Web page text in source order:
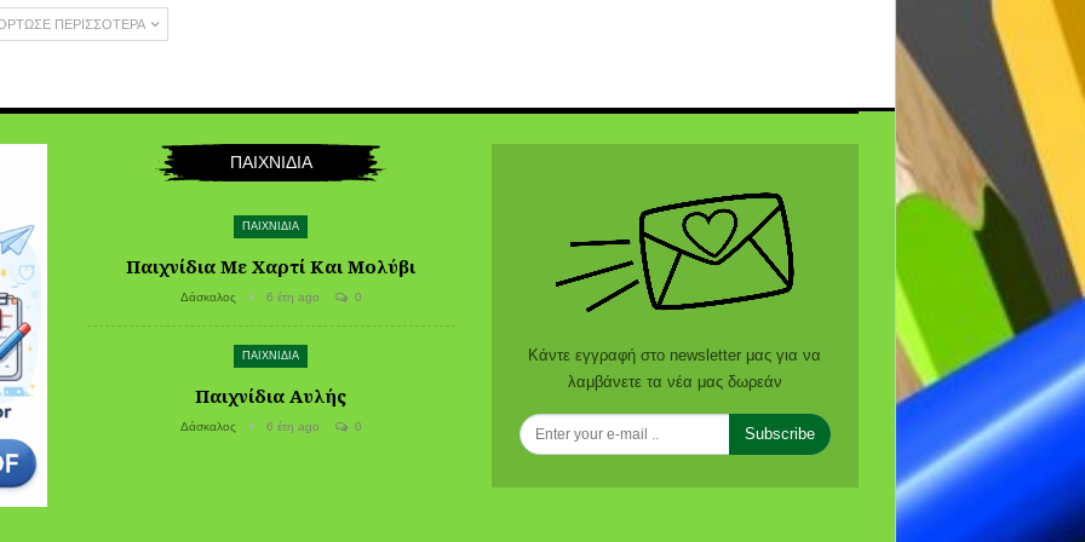
ΠΕΡΙΣΣΌΤΕΡΑ
ΠΑΙΧΝΙΔΙΑ
ΠΑΙΧΝΙΔΙΑ
Παιχνίδια Με Χαρτί Και Μολύβι
Δάσκαλος 6 έτη ago 0
ΠΑΙΧΝΙΔΙΑ
Παιχνίδια Αυλής
Δάσκαλος 6 έτη ago 0
Κάντε εγγραφή στο newsletter μας για να
λαμβάνετε τα νέα μας δωρεάν
Subscribe